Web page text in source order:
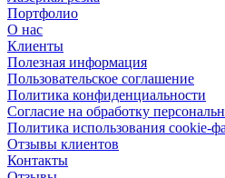
Портфолио
О нас
Клиенты
Полезная информация
Пользовательское соглашение
Политика конфиденциальности
Согласие на обработку
Политика использования cookie-
Отзывы клиентов
Контакты